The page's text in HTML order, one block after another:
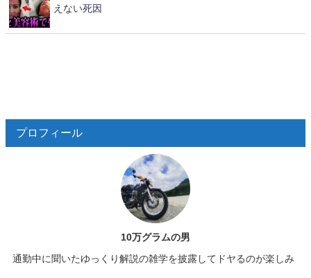
えない死因
プロフィール
10万グラムの男
通勤中に聞いたゆっくり解説の雑学を披露してドヤるのが楽しみ